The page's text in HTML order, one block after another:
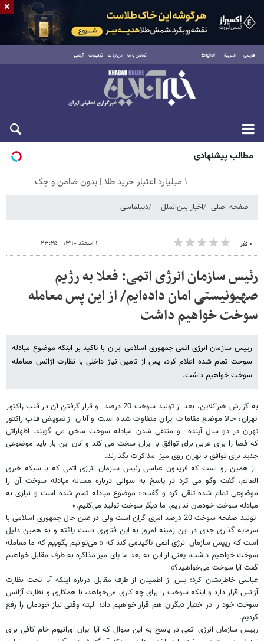
فارسی العربية English تماس با ما درباره ما تبلیغات آرشیو
جمعه ۱۶ مرداد ۱۴۰۵
مطالب پیشنهادی
۱ میلیارد اعتبار خرید طلا | بدون ضامن و چک
صفحه اصلی اخبار بین‌الملل دیپلماسی
۰ نفر ۱ اسفند ۱۳۹۰ - ۲۳:۲۵
رئیس سازمان انرژی اتمی: فعلا به رژیم
صهیونیستی امان داده‌ایم/ از این پس معامله
سوخت خواهیم داشت
رییس سازمان انرژی اتمی جمهوری اسلامی ایران با تاکید بر اینکه موضوع مبادله
سوخت تمام شده اعلام کرد، پس از تامین نیاز داخلی با نظارت آژانس معامله
سوخت خواهیم داشت.
به گزارش خبرآنلاین، بعد از تولید سوخت 20 درصد و قرار گرفتن آن در قلب راکتور
تهران، حالا موضع مقامات ایران متفاوت شده است و آنان از تعویض قلب راکتور
تهران در دو سال آینده و منتفی شدن مبادله سوخت سخن می گویند. اظهاراتی
که فضا را برای غربی برای توافق با ایران سخت می کند و آنان این بار باید موضوعی
جدید برای توافق با تهران روی میز مذاکرات بگذارند.
از همین رو است که فریدون عباسی رئیس سازمان انرژی اتمی که با شبکه خبری
العالم، گفت وگو می کرد در پاسخ به سوالی درباره مساله مبادله سوخت آن را
موضوعی تمام شده تلقی کرد و گفت:« موضوع مبادله تمام شده است و نیازی به
مبادله سوخت خودمان نداریم. ما دیگر سوخت تولید می‌کنیم.»
تولید صفحه سوخت 20 درصد امری گران است ولی در عین حال جمهوری اسلامی با
سرمایه گذاری جدی در این زمینه امروز به این فناوری دست یافته و به همین دلیل
است که رییس سازمان انرژی اتمی تاکیدمی کند که « می‌توانیم بگوییم که ما معامله
سوخت خواهیم داشت، یعنی از این به بعد ما پای میز مذاکره به طرف مقابل خواهیم
گفت آیا سوخت می‌خواهید؟»
عباسی خاطرنشان کرد: پس از اطمینان از طرف مقابل درباره اینکه آیا تحت نظارت
آژانس قرار دارد و اینکه سوخت را برای چه کاری می‌خواهد، با همکاری و نظارت آژانس
سوخت خود را در اختیار دیگران هم قرار خواهیم داد؛ البته وقتی نیاز خودمان را رفع
کردیم.
رییس سازمان انرژی اتمی در پاسخ به این سوال که آیا ایران اورانیوم خام کافی برای
×